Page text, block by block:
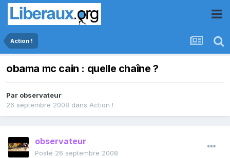
Action !
obama mc cain : quelle chaîne ?
Par observateur
26 septembre 2008 dans Action !
observateur
Posté 26 septembre 2008